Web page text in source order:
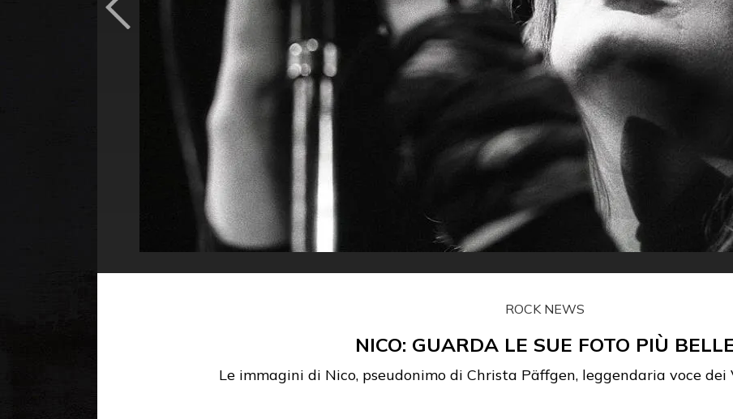
ROCK NEWS
NICO: GUARDA LE SUE FOTO PIÙ
Le immagini di Nico, pseudonimo di Christa Päffgen, leggendaria voce